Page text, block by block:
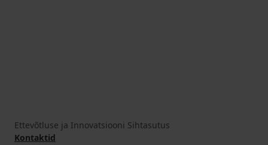
Ettevõtluse ja Innovatsiooni Sihtasutus
Kontaktid